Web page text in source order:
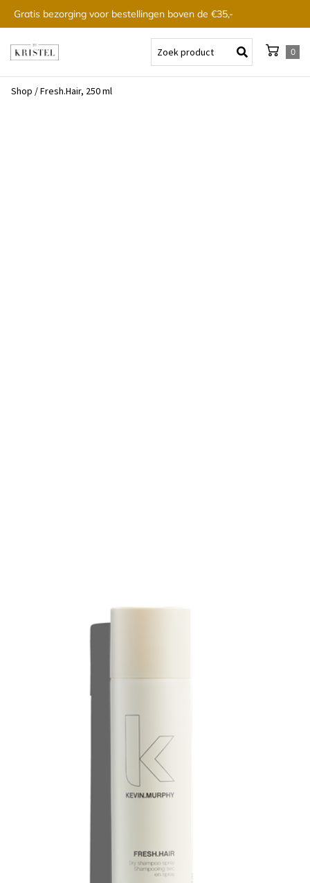
Gratis bezorging voor bestellingen boven de €35,-
0
Shop /Fresh.Hair, 250 ml